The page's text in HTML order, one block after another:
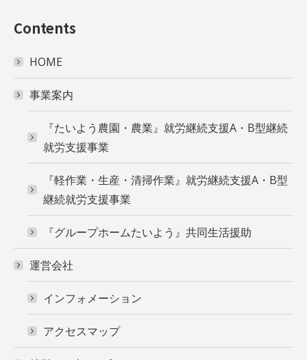
Contents
HOME
事業案内
『たいよう農園・農業』就労継続支援A・B型継続
就労支援事業
『軽作業・生産・清掃作業』就労継続支援A・B型
継続就労支援事業
『グループホームたいよう』共同生活援助
運営会社
インフォメーション
アクセスマップ